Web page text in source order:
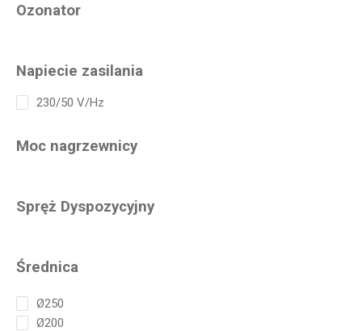
Ozonator
Napiecie zasilania
230/50 V/Hz
Moc nagrzewnicy
Spręż Dyspozycyjny
Średnica
Ø250
Ø200